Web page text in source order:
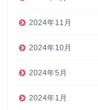
2024年11月
2024年10月
2024年5月
2024年1月